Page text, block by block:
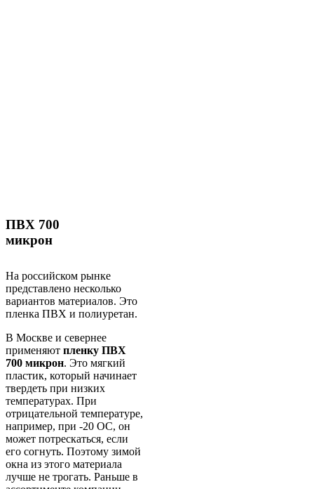
ПВХ 700
микрон
На российском рынке
представлено несколько
вариантов материалов. Это
пленка ПВХ и полиуретан.
В Москве и севернее
применяют пленку ПВХ
700 микрон. Это мягкий
пластик, который начинает
твердеть при низких
температурах. При
отрицательной температуре,
например, при -20 ОС, он
может потрескаться, если
его согнуть. Поэтому зимой
окна из этого материала
лучше не трогать. Раньше в